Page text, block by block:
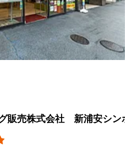
販売株式会社 新浦安シン